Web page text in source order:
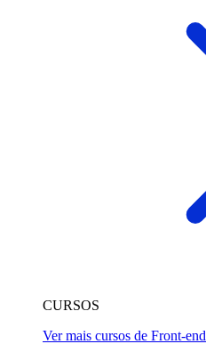
CURSOS
Ver mais cursos de Front-end